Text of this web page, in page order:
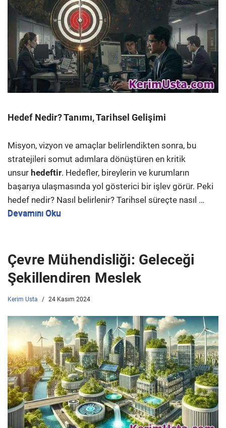
Hedef Nedir? Tanımı, Tarihsel Gelişimi
Misyon, vizyon ve amaçlar belirlendikten sonra, bu
stratejileri somut adımlara dönüştüren en kritik
unsur hedeftir. Hedefler, bireylerin ve kurumların
başarıya ulaşmasında yol gösterici bir işlev görür. Peki
hedef nedir? Nasıl belirlenir? Tarihsel süreçte nasıl …
Devamını Oku
Çevre Mühendisliği: Geleceği
Şekillendiren Meslek
Kerim Usta 24 Kasım 2024